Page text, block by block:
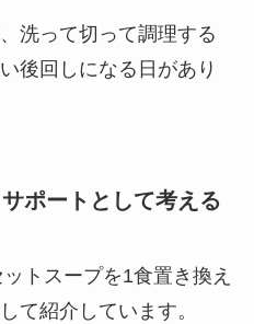
洗って切って調理する
後回しになる日があり
ポートとして考える
トスープを1食置き換え
て紹介しています。